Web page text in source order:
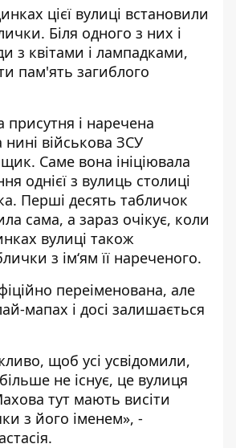
цієї вулиці встановили
Біля одного з них і
з квітами і лампадками,
пам'ять загиблого
присутня і наречена
військова ЗСУ
Саме вона ініціювала
однієї з вулиць столиці
Перші десять табличок
сама, а зараз очікує, коли
вулиці також
з ім‘ям її нареченого.
переіменована, але
мапах і досі залишається
щоб усі усвідомили,
не існує, це вулиця
тут мають висіти
з його іменем», -